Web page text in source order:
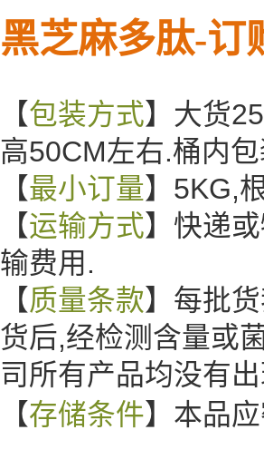
黑芝麻多肽-订
【包装方式】大货
高50CM左右.桶内
【最小订量】5KG,
【运输方式】快递
输费用.
【质量条款】每批
货后,经检测含量或
司所有产品均没有
【存储条件】本品